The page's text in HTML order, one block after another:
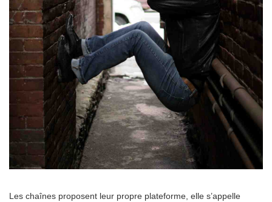
Les chaînes proposent leur propre plateforme, elle s’appelle